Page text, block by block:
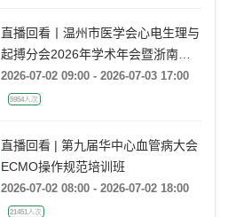
直播回看丨温州市医学会心电生理与
起搏分会2026年学术年会暨浙南心
脏瓣膜病学术会议
2026-07-02 09:00 - 2026-07-03 17:00
5954人次
直播回看 | 第九届华中心血管病大会
ECMO操作规范培训班
2026-07-02 08:00 - 2026-07-02 18:00
21451人次